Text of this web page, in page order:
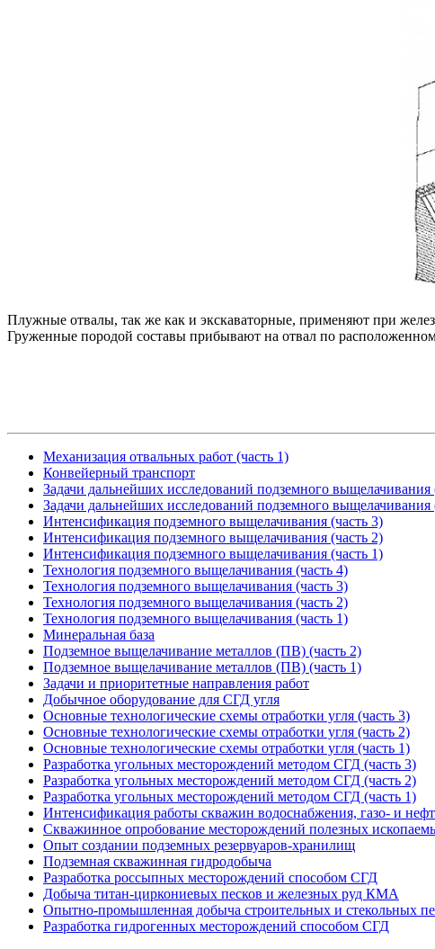
Плужные отвалы, так же как и экскаваторные, применяют при
Груженные породой составы прибывают на отвал по
Механизация отвальных работ (часть 1)
Конвейерный транспорт
Задачи дальнейших исследований подземного выщелачивания
Задачи дальнейших исследований подземного выщелачивания
Интенсификация подземного выщелачивания (часть 3)
Интенсификация подземного выщелачивания (часть 2)
Интенсификация подземного выщелачивания (часть 1)
Технология подземного выщелачивания (часть 4)
Технология подземного выщелачивания (часть 3)
Технология подземного выщелачивания (часть 2)
Технология подземного выщелачивания (часть 1)
Минеральная база
Подземное выщелачивание металлов (ПВ) (часть 2)
Подземное выщелачивание металлов (ПВ) (часть 1)
Задачи и приоритетные направления работ
Добычное оборудование для СГД угля
Основные технологические схемы отработки угля (часть 3)
Основные технологические схемы отработки угля (часть 2)
Основные технологические схемы отработки угля (часть 1)
Разработка угольных месторождений методом СГД (часть 3)
Разработка угольных месторождений методом СГД (часть 2)
Разработка угольных месторождений методом СГД (часть 1)
Интенсификация работы скважин водоснабжения, газо- и
Скважинное опробование месторождений полезных
Опыт создании подземных резервуаров-хранилищ
Подземная скважинная гидродобыча
Разработка россыпных месторождений способом СГД
Добыча титан-циркониевых песков и железных руд КМА
Опытно-промышленная добыча строительных и стекольных
Разработка гидрогенных месторождений способом СГД